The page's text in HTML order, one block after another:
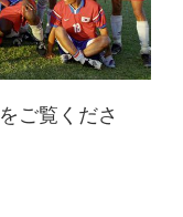
をご覧くださ